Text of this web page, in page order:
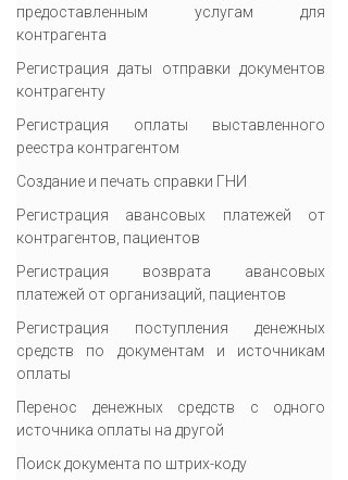
предоставленным услугам для
контрагента
Регистрация даты отправки документов
контрагенту
Регистрация оплаты выставленного
реестра контрагентом
Создание и печать справки ГНИ
Регистрация авансовых платежей от
контрагентов, пациентов
Регистрация возврата авансовых
платежей от организаций, пациентов
Регистрация поступления денежных
средств по документам и источникам
оплаты
Перенос денежных средств с одного
источника оплаты на другой
Поиск документа по штрих-коду